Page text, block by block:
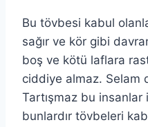
Bu tövbesi kabul
sağır ve kör gibi
boş ve kötü laflara
ciddiye almaz. Selam
Tartışmaz bu insanlar
bunlardır tövbeleri